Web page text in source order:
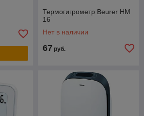
Термогигрометр Beurer HM
16
Нет в наличии
67 руб.